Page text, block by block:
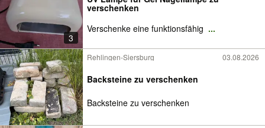
3
verschenken
Verschenke eine funktionsfähig ...
Rehlingen-Siersburg 03.08.2026
Backsteine zu verschenken
Backsteine zu verschenken